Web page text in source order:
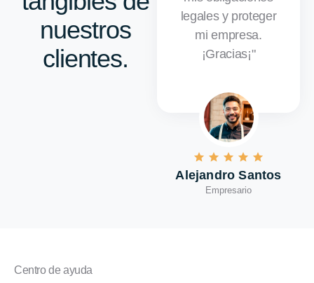
nuestros
clientes.
Alejandro Santos
Empresario
legales y proteger
mi empresa.
¡Gracias¡"
Centro de ayuda